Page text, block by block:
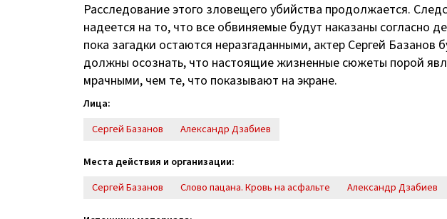
Расследование этого зловещего убийства продолжается.
надеется на то, что все обвиняемые будут наказаны согласно
пока загадки остаются неразгаданными, актер Сергей
должны осознать, что настоящие жизненные сюжеты порой
мрачными, чем те, что показывают на экране.
Лица:
Сергей Базанов
Александр Дзабиев
Места действия и организации:
Сергей Базанов
Слово пацана. Кровь на асфальте Александр Дзабиев